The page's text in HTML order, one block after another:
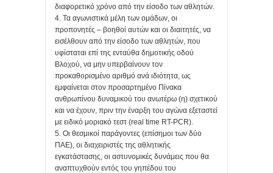
διαφορετικό χρόνο από την είσοδο των αθλητών.
4. Τα αγωνιστικά μέλη των ομάδων, οι
προπονητές – βοηθοί αυτών και οι διαιτητές, να
εισέλθουν από την είσοδο των αθλητών, που
υφίσταται επί της ενταύθα δημοτικής οδού
Βλοχού, να μην υπερβαίνουν τον
προκαθορισμένο αριθμό ανά ιδιότητα, ως
εμφαίνεται στον προσαρτημένο Πίνακα
ανθρωπίνου δυναμικού του ανωτέρω (η) σχετικού
και να έχουν, πριν την έναρξη του αγώνα εξεταστεί
με ειδικό μοριακό τεστ (real time RT-PCR).
5. Οι θεσμικοί παράγοντες (επίσημοι των δύο
ΠΑΕ), οι διαχειριστές της αθλητικής
εγκατάστασης, οι αστυνομικές δυνάμεις που θα
αναπτυχθούν εντός του γηπέδου του